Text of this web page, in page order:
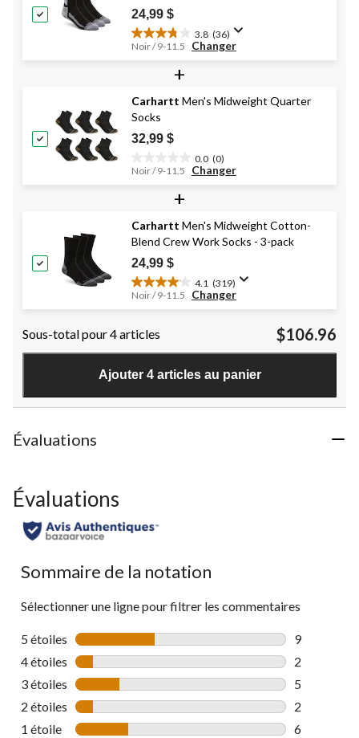
24,99 $
3.8 (36)
3.8
36
évaluations
Noir / 9-11.5 Changer
+
Carhartt Men's Midweight Quarter
Socks
32,99 $
0.0 (0)
0.0
Noir / 9-11.5 Changer
+
Carhartt Men's Midweight Cotton-
Blend Crew Work Socks - 3-pack
24,99 $
4.1 (319)
4.1
5.
319
évaluations
Noir / 9-11.5 Changer
Sous-total pour 4 articles $106.96
Ajouter 4 articles au panier
Évaluations
Évaluations
Sommaire de la notation
Sélectionner une ligne pour filtrer les commentaires
5 étoiles étoiles
9
9
4 étoiles étoiles
2
2
3 étoiles étoiles
5
5
2 étoiles étoiles
2
2
1 étoile étoiles
6